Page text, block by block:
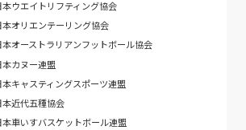
ウエイトリフティング協会
オリエンテーリング協会
オーストラリアンフットボール協会
カヌー連盟
キャスティングスポーツ連盟
近代五種協会
車いすバスケットボール連盟